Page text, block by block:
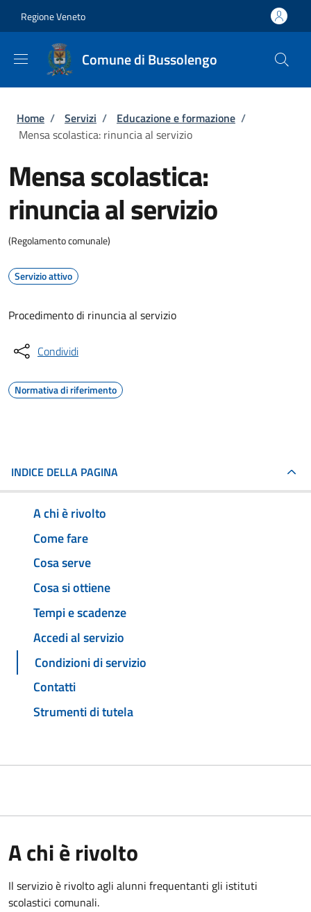
Regione Veneto
Comune di Bussolengo
Briciole di pane
Home / Servizi / Educazione e formazione /
Mensa scolastica: rinuncia al servizio
Mensa scolastica:
rinuncia al servizio
(Regolamento comunale)
Servizio attivo
Procedimento di rinuncia al servizio
Condividi
Normativa di riferimento
INDICE DELLA PAGINA
A chi è rivolto
Come fare
Cosa serve
Cosa si ottiene
Tempi e scadenze
Accedi al servizio
Condizioni di servizio
Contatti
Strumenti di tutela
A chi è rivolto
Il servizio è rivolto agli alunni frequentanti gli istituti
scolastici comunali.